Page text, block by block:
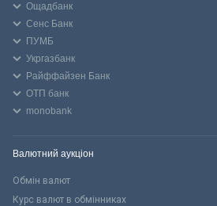
Ощадбанк
Сенс Банк
ПУМБ
Укргазбанк
Райффайзен Банк
ОТП банк
monobank
Валютний аукціон
Обмін валют
Курс валют в обмінниках